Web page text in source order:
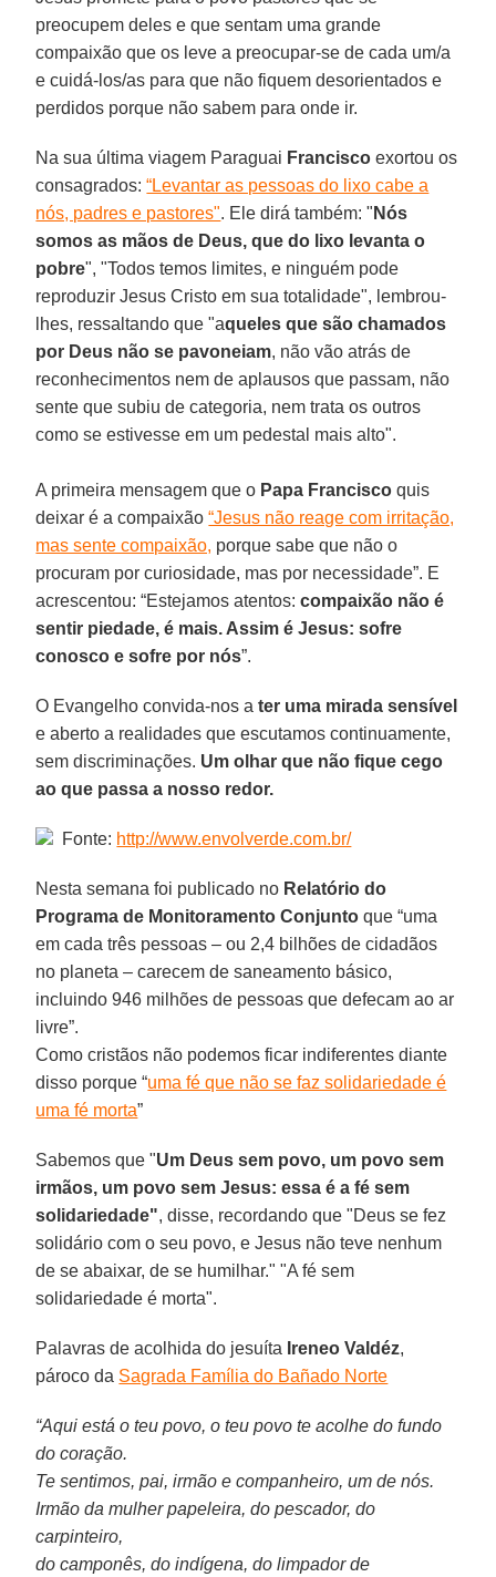
preocupem deles e que sentam uma grande
compaixão que os leve a preocupar-se de cada um/a
e cuidá-los/as para que não fiquem desorientados e
perdidos porque não sabem para onde ir.
Na sua última viagem Paraguai Francisco exortou os
consagrados:“Levantar as pessoas do lixo cabe a
nós, padres e pastores". Ele dirá também: " Nós
somos as mãos de Deus, que do lixo levanta o
pobre", "Todos temos limites, e ninguém pode
reproduzir Jesus Cristo em sua totalidade", lembrou-
lhes, ressaltando que "aqueles que são chamados
por Deus não se pavoneiam, não vão atrás de
reconhecimentos nem de aplausos que passam, não
sente que subiu de categoria, nem trata os outros
como se estivesse em um pedestal mais alto".
A primeira mensagem que o Papa Francisco quis
deixar é a compaixão“Jesus não reage com irritação,
mas sente compaixão, porque sabe que não o
procuram por curiosidade, mas por necessidade”. E
acrescentou: “Estejamos atentos:compaixão não é
sentir piedade, é mais. Assim é Jesus: sofre
conosco e sofre por nós”.
O Evangelho convida-nos ater uma mirada sensível
e aberto a realidades que escutamos continuamente,
sem discriminações. Um olhar que não fique cego
ao que passa a nosso redor.
Fonte: http://www.envolverde.com.br/
Nesta semana foi publicado no Relatório do
Programa de Monitoramento Conjunto que “uma
em cada três pessoas – ou 2,4 bilhões de cidadãos
no planeta – carecem de saneamento básico,
incluindo 946 milhões de pessoas que defecam ao ar
livre”.
Como cristãos não podemos ficar indiferentes diante
disso porque “uma fé que não se faz solidariedade é
uma fé morta”
Sabemos que "Um Deus sem povo, um povo sem
irmãos, um povo sem Jesus: essa é a fé sem
solidariedade", disse, recordando que "Deus se fez
solidário com o seu povo, e Jesus não teve nenhum
de se abaixar, de se humilhar." "A fé sem
solidariedade é morta".
Palavras de acolhida do jesuíta Ireneo Valdéz,
pároco da Sagrada Família do Bañado Norte
“Aqui está o teu povo, o teu povo te acolhe do fundo
do coração.
Te sentimos, pai, irmão e companheiro, um de nós.
Irmão da mulher papeleira, do pescador, do
carpinteiro,
do camponês, do indígena, do limpador de